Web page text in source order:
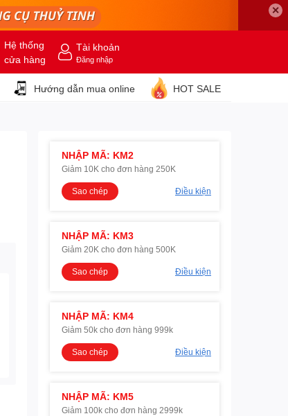
✕
Hệ thống
cửa hàng
Tài khoản
Đăng nhập
Hướng dẫn mua online HOT SALE
NHẬP MÃ: KM2
Giảm 10K cho đơn hàng 250K
Sao chép Điều kiện
NHẬP MÃ: KM3
Giảm 20K cho đơn hàng 500K
Sao chép Điều kiện
NHẬP MÃ: KM4
Giảm 50k cho đơn hàng 999k
Sao chép Điều kiện
NHẬP MÃ: KM5
Giảm 100k cho đơn hàng 2999k